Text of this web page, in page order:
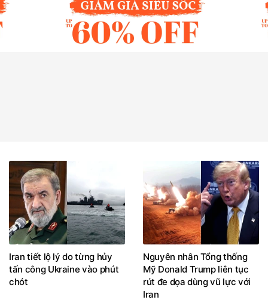
Iran tiết lộ lý do từng hủy
tấn công Ukraine vào phút
chót
Nguyên nhân Tổng thống
Mỹ Donald Trump liên tục
rút đe dọa dùng vũ lực với
Iran